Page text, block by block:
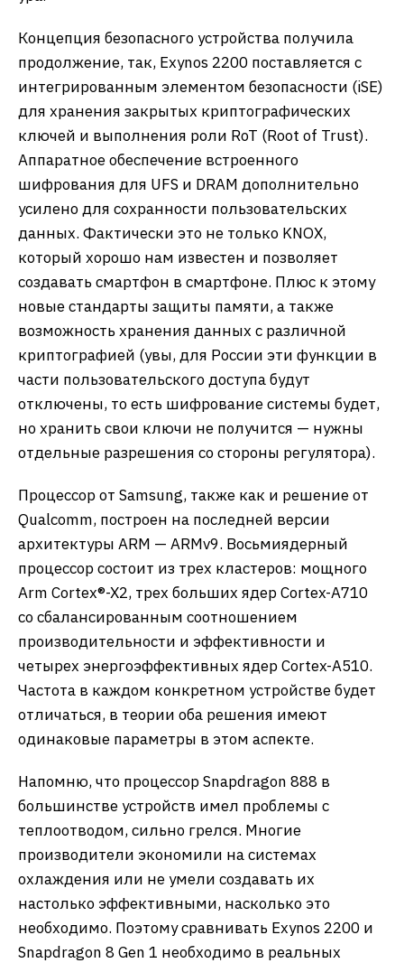
Концепция безопасного устройства получила
продолжение, так, Exynos 2200 поставляется с
интегрированным элементом безопасности (iSE)
для хранения закрытых криптографических
ключей и выполнения роли RoT (Root of Trust).
Аппаратное обеспечение встроенного
шифрования для UFS и DRAM дополнительно
усилено для сохранности пользовательских
данных. Фактически это не только KNOX,
который хорошо нам известен и позволяет
создавать смартфон в смартфоне. Плюс к этому
новые стандарты защиты памяти, а также
возможность хранения данных с различной
криптографией (увы, для России эти функции в
части пользовательского доступа будут
отключены, то есть шифрование системы будет,
но хранить свои ключи не получится — нужны
отдельные разрешения со стороны регулятора).
Процессор от Samsung, также как и решение от
Qualcomm, построен на последней версии
архитектуры ARM — ARMv9. Восьмиядерный
процессор состоит из трех кластеров: мощного
Arm Cortex®-X2, трех больших ядер Cortex-A710
со сбалансированным соотношением
производительности и эффективности и
четырех энергоэффективных ядер Cortex-A510.
Частота в каждом конкретном устройстве будет
отличаться, в теории оба решения имеют
одинаковые параметры в этом аспекте.
Напомню, что процессор Snapdragon 888 в
большинстве устройств имел проблемы с
теплоотводом, сильно грелся. Многие
производители экономили на системах
охлаждения или не умели создавать их
настолько эффективными, насколько это
необходимо. Поэтому сравнивать Exynos 2200 и
Snapdragon 8 Gen 1 необходимо в реальных